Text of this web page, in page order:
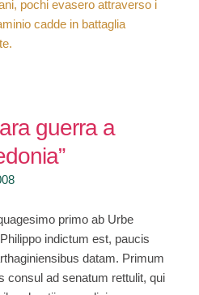
pochi evasero attraverso i
cadde in battaglia
guerra a
primo ab Urbe
indictum est, paucis
datam. Primum
consul ad senatum rettulit, qui